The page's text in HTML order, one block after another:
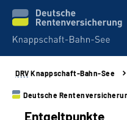
Aktuelles & Presse
Beratung & Kontakt
DRV Knappschaft-Bahn-See
Entgeltpunkte
Deutsche